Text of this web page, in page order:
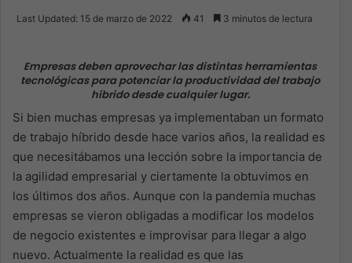
Last Updated: 15 de marzo de 2022 41 3 minutos de lectura
Empresas deben aprovechar las distintas herramientas
tecnológicas para potenciar la productividad del trabajo
híbrido desde cualquier lugar.
Si bien muchas empresas ya implementaban un formato
de trabajo híbrido desde hace varios años, la realidad es
que necesitábamos una lección sobre la importancia de
la agilidad empresarial y ciertamente la obtuvimos en
los últimos dos años. Aunque con la pandemia muchas
empresas se vieron obligadas a modificar los modelos
de negocio existentes e improvisar para llegar a algo
nuevo. Actualmente la realidad es que las